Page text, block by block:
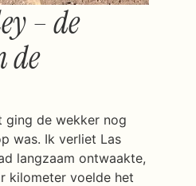
– de
de
ging de wekker nog
was. Ik verliet Las
langzaam ontwaakte,
kilometer voelde het